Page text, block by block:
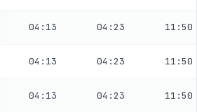
04:13 04:23 11:50
04:13 04:23 11:50
04:13 04:23 11:50